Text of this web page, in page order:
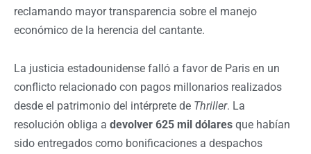
reclamando mayor transparencia sobre el manejo
económico de la herencia del cantante.
La justicia estadounidense falló a favor de Paris en un
conflicto relacionado con pagos millonarios realizados
desde el patrimonio del intérprete de Thriller. La
resolución obliga a devolver 625 mil dólares que habían
sido entregados como bonificaciones a despachos